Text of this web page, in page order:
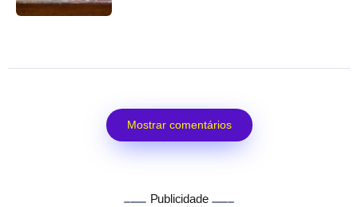
Mostrar comentários
Publicidade